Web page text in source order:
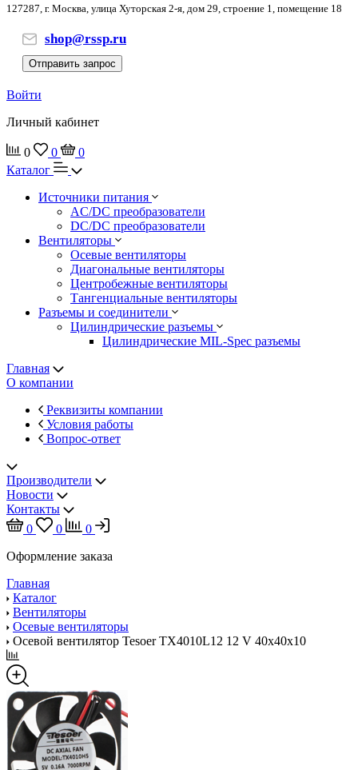
127287, г. Москва, улица Хуторская 2-я, дом 29, строение 1, помещение 18
shop@rssp.ru
Отправить запрос
Войти
Личный кабинет
0 0
0
Каталог
Источники питания
AC/DC преобразователи
DC/DC преобразователи
Вентиляторы
Осевые вентиляторы
Диагональные вентиляторы
Центробежные вентиляторы
Тангенциальные вентиляторы
Разъемы и соединители
Цилиндрические разъемы
Цилиндрические MIL-Spec разъемы
Главная
О компании
Реквизиты компании
Условия работы
Вопрос-ответ
Производители
Новости
Контакты
0
0
0
Оформление заказа
Главная
Каталог
Вентиляторы
Осевые вентиляторы
Осевой вентилятор Tesoer TX4010L12 12 V 40x40x10